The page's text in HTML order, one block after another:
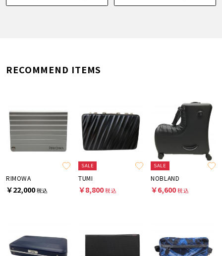
RECOMMEND ITEMS
RIMOWA
￥22,000税込
SALE
TUMI
￥8,800税込
SALE
NOBLAND
￥6,600税込